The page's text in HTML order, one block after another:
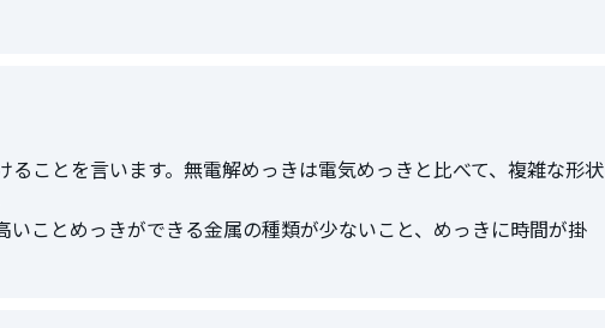
ことを言います。無電解めっきは電気めっきと比べて、複雑な形状
ことめっきができる金属の種類が少ないこと、めっきに時間が掛